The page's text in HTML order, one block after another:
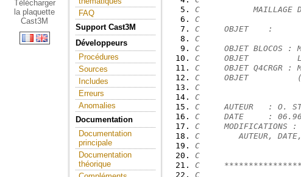
Télécharger
la plaquette
Cast3M
FAQ
Support Cast3M
Développeurs
Procédures
Sources
Includes
Erreurs
Anomalies
Documentation
Documentation
principale
Documentation
théorique
C           MAILLAGE
C
C     OBJET    :
C
C     OBJET BLOCOS :
C     OBJET
C     OBJET Q4CRGR :
C     OBJET
C
C
C     AUTEUR   : O.
C     DATE     : 06.96
C     MODIFICATIONS :
C        AUTEUR,
C
C
C
C